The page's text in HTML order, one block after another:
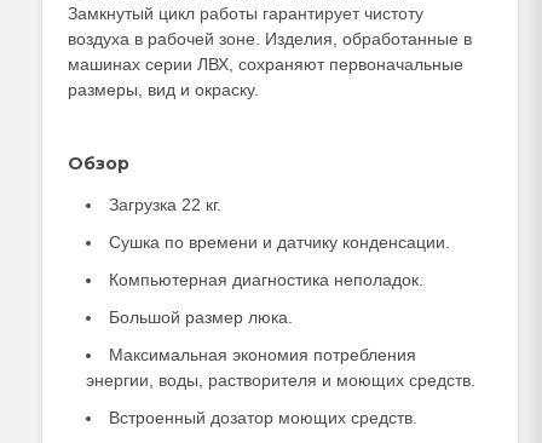
Замкнутый цикл работы гарантирует чистоту
воздуха в рабочей зоне. Изделия, обработанные в
машинах серии ЛВХ, сохраняют первоначальные
размеры, вид и окраску.
Обзор
Загрузка 22 кг.
Сушка по времени и датчику конденсации.
Компьютерная диагностика неполадок.
Большой размер люка.
Максимальная экономия потребления
энергии, воды, растворителя и моющих средств.
Встроенный дозатор моющих средств.